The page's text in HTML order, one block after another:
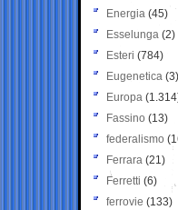
Energia (45)
Esselunga (2)
Esteri (784)
Eugenetica (3)
Europa
Fassino (13)
federalismo
Ferrara (21)
Ferretti (6)
ferrovie (133)